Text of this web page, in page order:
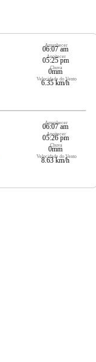
Amanhecer
06:07 am
Anoitecer
05:25 pm
Chuva
0mm
Velocidade do Vento
6.35 km/h
Amanhecer
06:07 am
Anoitecer
05:26 pm
Chuva
0mm
Velocidade do Vento
8.63 km/h